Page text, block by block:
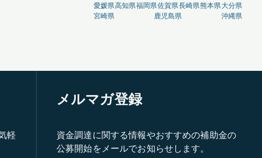
愛媛県高知県福岡県佐賀県長崎県熊本県大分県
宮崎県
鹿児島県 沖縄県
軽
メルマガ登録
資金調達に関する情報やおすすめの補助金の
公募開始をメールでお知らせします。